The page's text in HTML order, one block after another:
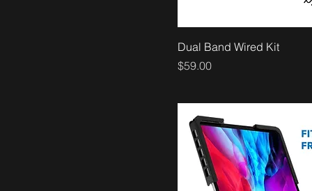
Dual Band Wired Kit
価格
$59.00